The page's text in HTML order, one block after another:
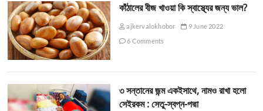
কাঁঠালের বীজ খাওয়া কি স্বাস্থ্যের জন্য ভাল?
ajkervalokhobor
9 June 2022
6 Comments
৩ সন্তানের জন্ম একইসাথে, নামও রাখা হলো
সেইরকম : সেতু-স্বপ্ন-পদ্মা